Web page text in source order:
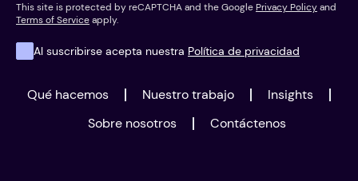
This site is protected by reCAPTCHA and the GooglePrivacy Policyand
Terms of Serviceapply.
Al suscribirse acepta nuestra Política de privacidad
Qué hacemos Nuestro trabajo
Insights
Sobre nosotros
Contáctenos